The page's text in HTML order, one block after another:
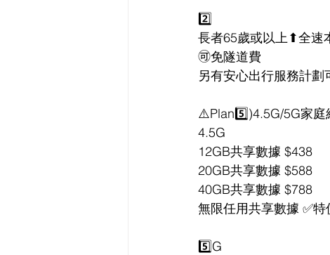
2️⃣
長者65歲或以上⬆全
🉑免隧道費
另有安心出行服務計
⚠️Plan5️⃣)4.5G/5G家
4.5G
12GB共享數據 $438
20GB共享數據 $588
40GB共享數據 $788
無限任用共享數據 ✅特
5️⃣G